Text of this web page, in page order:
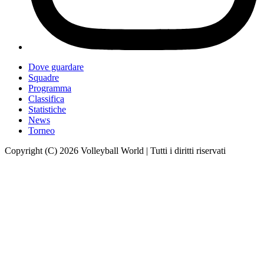
Dove guardare
Squadre
Programma
Classifica
Statistiche
News
Torneo
Copyright (C) 2026 Volleyball World | Tutti i diritti riservati